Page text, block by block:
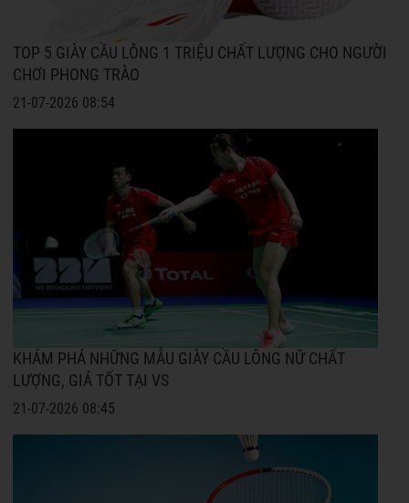
TOP 5 GIÀY CẦU LÔNG 1 TRIỆU CHẤT LƯỢNG CHO NGƯỜI
CHƠI PHONG TRÀO
21-07-2026 08:54
KHÁM PHÁ NHỮNG MẪU GIÀY CẦU LÔNG NỮ CHẤT
LƯỢNG, GIÁ TỐT TẠI VS
21-07-2026 08:45